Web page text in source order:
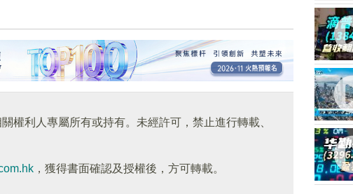
權利人專屬所有或持有。未經許可，禁止進行轉載、
，獲得書面確認及授權後，方可轉載。